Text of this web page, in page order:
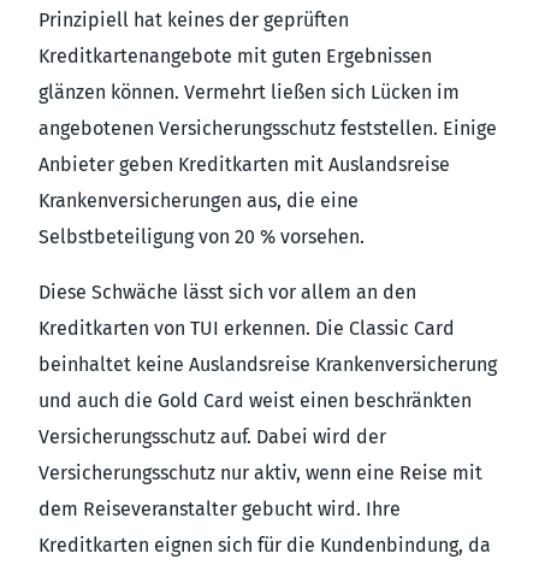
Prinzipiell hat keines der geprüften
Kreditkartenangebote mit guten Ergebnissen
glänzen können. Vermehrt ließen sich Lücken im
angebotenen Versicherungsschutz feststellen. Einige
Anbieter geben Kreditkarten mit Auslandsreise
Krankenversicherungen aus, die eine
Selbstbeteiligung von 20 % vorsehen.
Diese Schwäche lässt sich vor allem an den
Kreditkarten von TUI erkennen. Die Classic Card
beinhaltet keine Auslandsreise Krankenversicherung
und auch die Gold Card weist einen beschränkten
Versicherungsschutz auf. Dabei wird der
Versicherungsschutz nur aktiv, wenn eine Reise mit
dem Reiseveranstalter gebucht wird. Ihre
Kreditkarten eignen sich für die Kundenbindung, da